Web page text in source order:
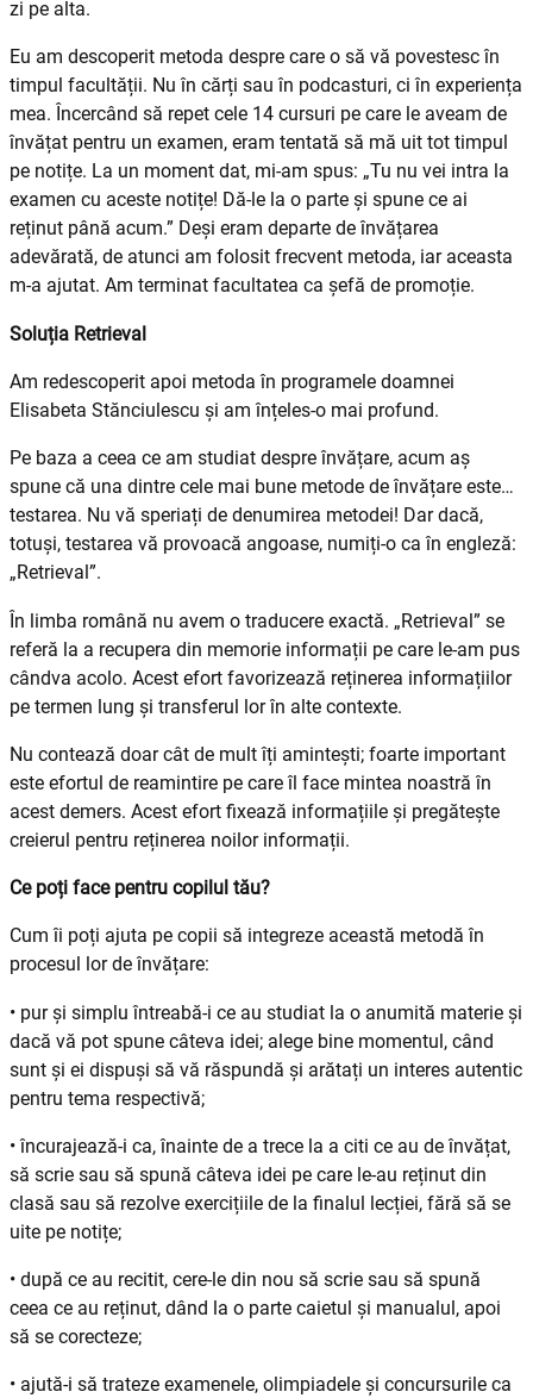
zi pe alta.
Eu am descoperit metoda despre care o să vă povestesc în
timpul facultății. Nu în cărți sau în podcasturi, ci în experiența
mea. Încercând să repet cele 14 cursuri pe care le aveam de
învățat pentru un examen, eram tentată să mă uit tot timpul
pe notițe. La un moment dat, mi-am spus: „Tu nu vei intra la
examen cu aceste notițe! Dă-le la o parte și spune ce ai
reținut până acum.” Deși eram departe de învățarea
adevărată, de atunci am folosit frecvent metoda, iar aceasta
m-a ajutat. Am terminat facultatea ca șefă de promoție.
Soluția Retrieval
Am redescoperit apoi metoda în programele doamnei
Elisabeta Stănciulescu și am înțeles-o mai profund.
Pe baza a ceea ce am studiat despre învățare, acum aș
spune că una dintre cele mai bune metode de învățare este…
testarea. Nu vă speriați de denumirea metodei! Dar dacă,
totuși, testarea vă provoacă angoase, numiți-o ca în engleză:
„Retrieval”.
În limba română nu avem o traducere exactă. „Retrieval” se
referă la a recupera din memorie informații pe care le-am pus
cândva acolo. Acest efort favorizează reținerea informațiilor
pe termen lung și transferul lor în alte contexte.
Nu contează doar cât de mult îți amintești; foarte important
este efortul de reamintire pe care îl face mintea noastră în
acest demers. Acest efort fixează informațiile și pregătește
creierul pentru reținerea noilor informații.
Ce poți face pentru copilul tău?
Cum îi poți ajuta pe copii să integreze această metodă în
procesul lor de învățare:
• pur și simplu întreabă-i ce au studiat la o anumită materie și
dacă vă pot spune câteva idei; alege bine momentul, când
sunt și ei dispuși să vă răspundă și arătați un interes autentic
pentru tema respectivă;
• încurajează-i ca, înainte de a trece la a citi ce au de învățat,
să scrie sau să spună câteva idei pe care le-au reținut din
clasă sau să rezolve exercițiile de la finalul lecției, fără să se
uite pe notițe;
• după ce au recitit, cere-le din nou să scrie sau să spună
ceea ce au reținut, dând la o parte caietul și manualul, apoi
să se corecteze;
• ajută-i să trateze examenele, olimpiadele și concursurile ca